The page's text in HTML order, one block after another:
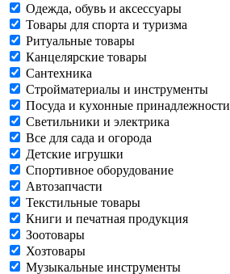
Одежда, обувь и аксессуары
Товары для спорта и туризма
Ритуальные товары
Канцелярские товары
Сантехника
Стройматериалы и инструменты
Посуда и кухонные принадлежности
Светильники и электрика
Все для сада и огорода
Детские игрушки
Спортивное оборудование
Автозапчасти
Текстильные товары
Книги и печатная продукция
Зоотовары
Хозтовары
Музыкальные инструменты